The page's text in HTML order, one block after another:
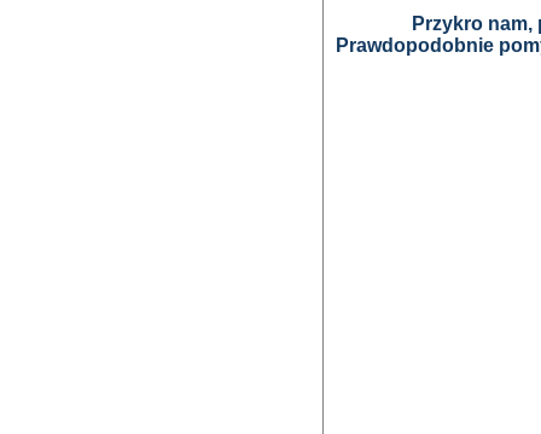
Przykro
Prawdopodobnie